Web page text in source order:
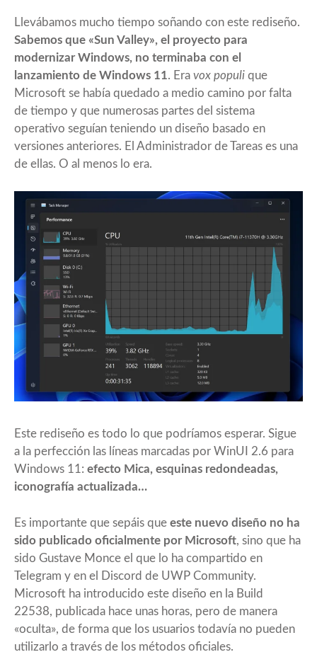
Llevábamos mucho tiempo soñando con este rediseño.
Sabemos que «Sun Valley», el proyecto para
modernizar Windows, no terminaba con el
lanzamiento de Windows 11. Era vox populi que
Microsoft se había quedado a medio camino por falta
de tiempo y que numerosas partes del sistema
operativo seguían teniendo un diseño basado en
versiones anteriores. El Administrador de Tareas es una
de ellas. O al menos lo era.
Este rediseño es todo lo que podríamos esperar. Sigue
a la perfección las líneas marcadas por WinUI 2.6 para
Windows 11: efecto Mica, esquinas redondeadas,
iconografía actualizada…
Es importante que sepáis que este nuevo diseño no ha
sido publicado oficialmente por Microsoft, sino que ha
sido Gustave Monce el que lo ha compartido en
Telegram y en el Discord de UWP Community.
Microsoft ha introducido este diseño en la Build
22538, publicada hace unas horas, pero de manera
«oculta», de forma que los usuarios todavía no pueden
utilizarlo a través de los métodos oficiales.